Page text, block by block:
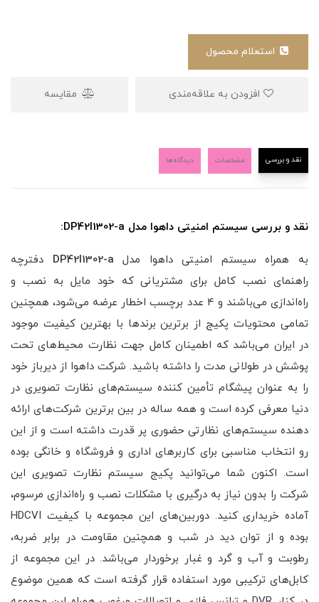
مقایسه
نقد و بررسی مشخصات دیدگاه‌ها
نقد و بررسی سیستم امنیتی داهوا مدل DP42I1302-a:
به همراه سیستم امنیتی داهوا مدل DP42I1302-a دفترچه
راهنمای نصب کامل برای مشتریانی که خود مایل به نصب و
راه‌اندازی می‌باشند و 4 عدد برچسب اخطار عرضه می‌شود، همچنین
تمامی محتویات پکیج از برترین برندها با بهترین کیفیت موجود
در ایران می‌باشد که اطمینان کامل جهت نظارت محیط‌های تحت
پوشش در طولانی مدت را داشته باشید. شرکت داهوا از دیرباز خود
را به عنوان پیشگام تأمین کننده سیستم‌های نظارت تصویری در
دنیا معرفی کرده است و همه ساله در بین برترین شرکت‌های ارائه
دهنده سیستم‌های نظارتی حضوری پر قدرت داشته است و از این
رو انتخاب مناسبی برای کاربرهای اداری و فروشگاه و خانگی بوده
است. اکنون شما می‌توانید پکیج سیستم نظارت تصویری این
شرکت را بدون نیاز به درگیری با مشکلات نصب و راه‌اندازی مرسوم،
آماده خریداری کنید. دوربین‌های این مجموعه با کیفیت HDCVI
بوده و از توان دید در شب و همچنین مقاومت در برابر ضربه،
رطوبت و آب و گرد و غبار برخوردار می‌باشد. در این مجموعه از
کابل‌های ترکیبی مورد استفاده قرار گرفته است که همین موضوع